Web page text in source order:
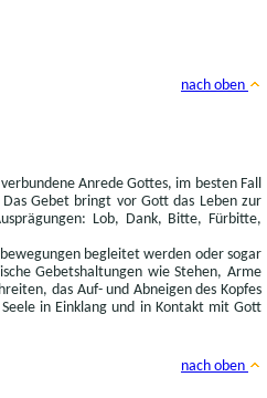
nach oben
Anrede Gottes, im besten Fall
Gebet bringt vor Gott das Leben zur
Lob, Dank, Bitte, Fürbitte,
begleitet werden oder sogar
Gebetshaltungen wie Stehen, Arme
das Auf- und Abneigen des Kopfes
in Einklang und in Kontakt mit Gott
nach oben